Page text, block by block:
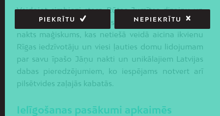
Veidojot simbiozi starp Rūtas Jumītes dizainu un
Lotes Vilmas Vītiņas dzejas rindām, ir notverts Jāņu
nakts maģiskums, kas netiešā veidā aicina ikvienu
Rīgas iedzīvotāju un viesi ļauties domu lidojumam
par savu īpašo Jāņu nakti un unikālajiem Latvijas
dabas pieredzējumiem, ko iespējams notvert arī
pilsētvides zaļajās kabatās.
Ielīgošanas pasākumi apkaimēs
PIEKRĪTU NEPIEKRĪTU